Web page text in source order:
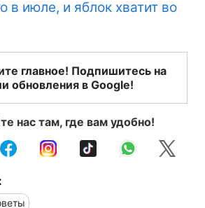
в июле, и яблок хватит во
главное! Подпишитесь на
обновления в Google!
нас там, где вам удобно!